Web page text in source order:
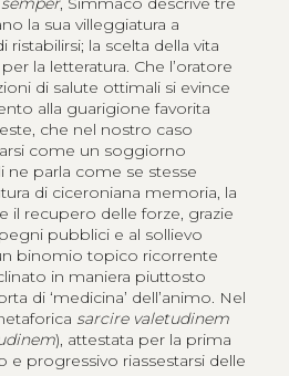
la sua villeggiatura a
ristabilirsi; la scelta della vita
la letteratura. Che l’oratore
di salute ottimali si evince
alla guarigione favorita
che nel nostro caso
come un soggiorno
ne parla come se stesse
di ciceroniana memoria, la
il recupero delle forze, grazie
pubblici e al sollievo
binomio topico ricorrente
in maniera piuttosto
di ‘medicina’ dell’animo. Nel
sarcire valetudinem
), attestata per la prima
e progressivo riassestarsi delle